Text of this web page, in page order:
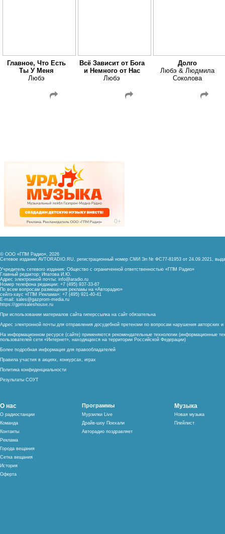
Главное, Что Есть
Ты У Меня
Любэ
Всё Зависит от Бога
и Немного от Нас
Любэ
Долго
Любэ & Людмила
Соколова
© ООО «ГПМ Радио», 2026
Сетевое издание AVTORADIO.RU, регистрационный номер СМИ Эл № ФС77-81953 от 24.09.2021,
Учредитель сетевого издания: Общество с ограниченной ответственностью «ГПМ Радио»
Главный редактор: Ипатова И.Ю.
Адрес электронной почты: info@aradio.ru
Номер телефона редакции: +7 (495) 937-33-67
По всем вопросам размещения рекламы на «Авторадио»
сейлз-хаус «ГПМ Реклама»: +7 (495) 921-40-41
E-mail: sales@gazprom-media.ru
https://gpmsaleshouse.ru
При использовании материалов сайта гиперссылка на сайт обязательна
Адрес электронной почты для отправления досудебной претензии по вопросам нарушения авторских
На информационном ресурсе (сайте) применяются рекомендательные технологии (информационные
пользователей сети «Интернет», находящихся на территории Российской Федерации)
Более подробная информация для правообладателей
Правила участия в акциях, конкурсах, играх
Политика конфиденциальности
Результаты СОУТ
О нас
О радиостанции
Команда
Контакты
Реклама
Города вещания
Сетка вещания
История
Оферта
Программы
Мурзилки Live
Драйв-шоу Поехали
Авторадио поздравляет
Музыка
Новая музыка
Плейлист